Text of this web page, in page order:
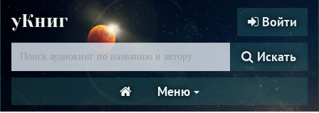
уКниг Войти
Искать
Меню